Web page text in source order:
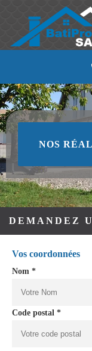
NOS
DEMANDEZ
Vos coordonnées
Nom *
Code postal *